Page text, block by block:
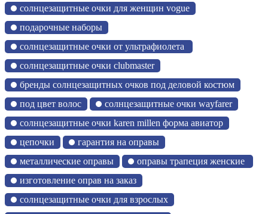
солнцезащитные очки для женщин vogue
подарочные наборы
солнцезащитные очки от ультрафиолета
солнцезащитные очки clubmaster
бренды солнцезащитных очков под деловой костюм
под цвет волос
солнцезащитные очки wayfarer
солнцезащитные очки karen millen форма авиатор
цепочки
гарантия на оправы
металлические оправы
оправы трапеция женские
изготовление оправ на заказ
солнцезащитные очки для взрослых